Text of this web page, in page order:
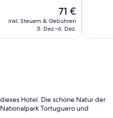
Der
Preis
beträgt
71 €
inkl. Steuern & Gebühren
5. Dez.–6. Dez.
Hotel. Die schöne Natur der
Tortuguero und